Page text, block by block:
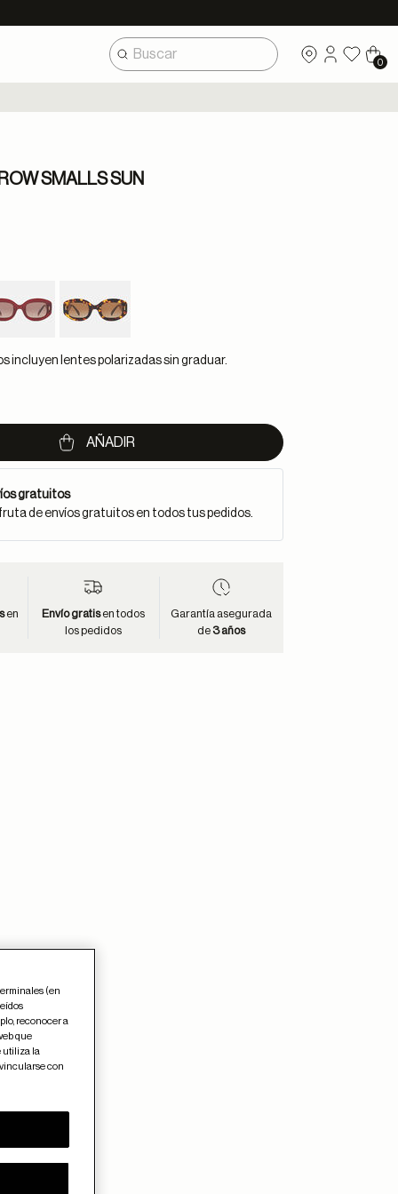
0
SMALLS SUN
incluyen lentes polarizadas sin graduar.
AÑADIR
gratuitos
de envíos gratuitos en todos tus pedidos.
en Envío gratisen todos
los pedidos
Garantía asegurada
de 3 años
(en
reconocer a
que
utiliza la
con